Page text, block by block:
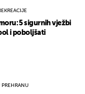
5 sigurnih vježbi
i poboljšati